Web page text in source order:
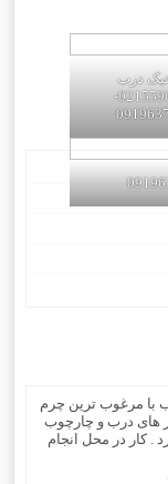
درب
02155969245-
مرغوب ترین چرم
های درب و چارچوب
. کار در محل انجام